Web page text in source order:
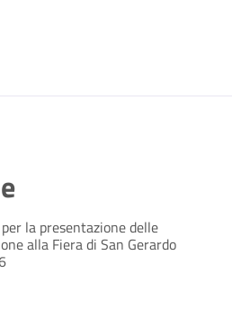
la presentazione delle
alla Fiera di San Gerardo